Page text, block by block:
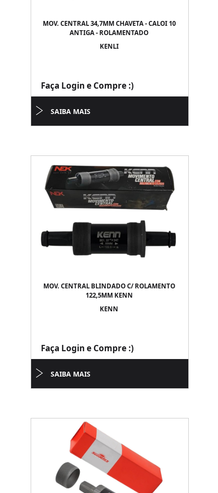
MOV. CENTRAL 34,7MM CHAVETA - CALOI 10
ANTIGA - ROLAMENTADO
KENLI
Faça Login e Compre :)
SAIBA MAIS
MOV. CENTRAL BLINDADO C/ ROLAMENTO
122,5MM KENN
KENN
Faça Login e Compre :)
SAIBA MAIS